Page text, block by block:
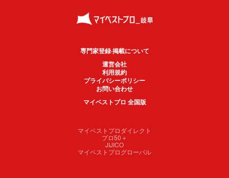
専門家登録·掲載について
運営会社
利用規約
プライバシーポリシー
お問い合わせ
マイベストプロ 全国版
マイベストプロダイレクト
プロ50＋
JIJICO
マイベストプログローバル